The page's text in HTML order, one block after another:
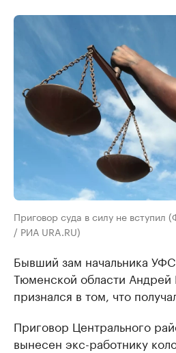
Приговор суда в силу не
/ РИА URA.RU)
Бывший зам начальника
Тюменской области Андрей
признался в том, что
Приговор Центрального
вынесен экс-работнику